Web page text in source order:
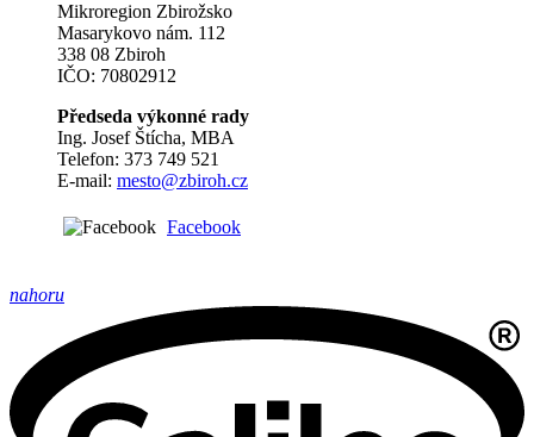
Mikroregion Zbirožsko
Masarykovo nám. 112
338 08 Zbiroh
IČO: 70802912
Předseda výkonné rady
Ing. Josef Štícha, MBA
Telefon: 373 749 521
E-mail: mesto@zbiroh.cz
Facebook
nahoru